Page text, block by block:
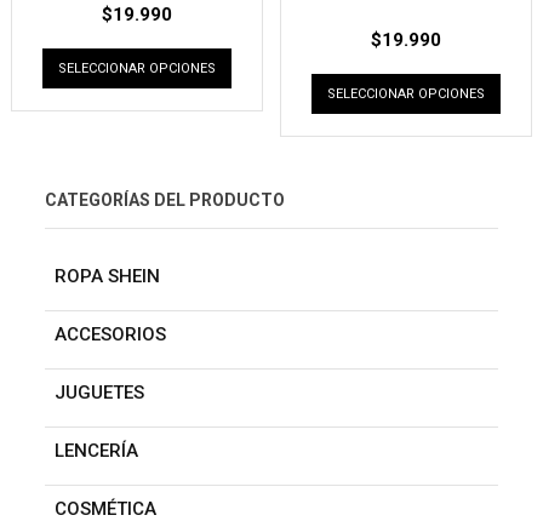
$19.990
SELECCIONAR OPCIONES
$19.990
SELECCIONAR OPCIONES
CATEGORÍAS DEL PRODUCTO
ROPA SHEIN
ACCESORIOS
JUGUETES
LENCERÍA
COSMÉTICA